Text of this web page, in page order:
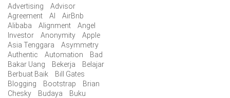
Advertising
Advisor
Agreement
AI
AirBnb
Alibaba
Alignment
Angel
Investor
Anonymity
Apple
Asia Tenggara
Asymmetry
Authentic
Automation
Bad
Bakar Uang
Bekerja
Belajar
Berbuat Baik
Bill Gates
Blogging
Bootstrap
Brian
Chesky
Budaya
Buku